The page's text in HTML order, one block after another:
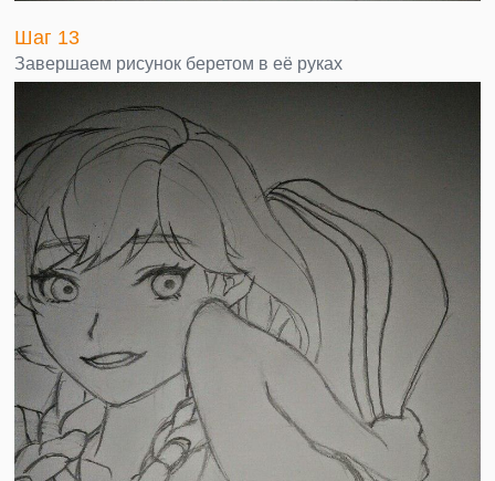
Шаг 13
Завершаем рисунок беретом в её руках